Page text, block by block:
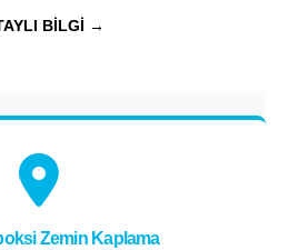
BİLGİ →
Zemin Kaplama